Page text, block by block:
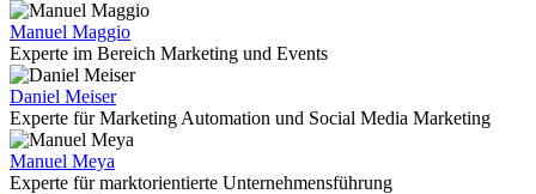
Manuel Maggio
Experte im Bereich Marketing und Events
Daniel Meiser
Experte für Marketing Automation und Social Media Marketing
Manuel Meya
Experte für marktorientierte Unternehmensführung